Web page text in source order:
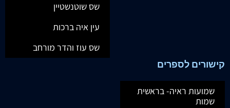
שס שוטנשטיין
עין איה ברכות
שס עוז והדר מורחב
קישורים לספרים
שמועות ראיה- בראשית
שמות